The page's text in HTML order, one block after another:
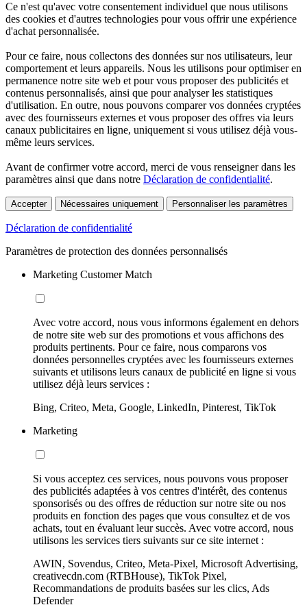
Ce n'est qu'avec votre consentement individuel que nous utilisons
des cookies et d'autres technologies pour vous offrir une expérience
d'achat personnalisée.
Pour ce faire, nous collectons des données sur nos utilisateurs, leur
comportement et leurs appareils. Nous les utilisons pour optimiser en
permanence notre site web et pour vous proposer des publicités et
contenus personnalisés, ainsi que pour analyser les statistiques
d'utilisation. En outre, nous pouvons comparer vos données cryptées
avec des fournisseurs externes et vous proposer des offres via leurs
canaux publicitaires en ligne, uniquement si vous utilisez déjà vous-
même leurs services.
Avant de confirmer votre accord, merci de vous renseigner dans les
paramètres ainsi que dans notre Déclaration de confidentialité.
Accepter Nécessaires uniquement Personnaliser les paramètres
Déclaration de confidentialité
Paramètres de protection des données personnalisés
Marketing Customer Match
Avec votre accord, nous vous informons également en dehors
de notre site web sur des promotions et vous affichons des
produits pertinents. Pour ce faire, nous comparons vos
données personnelles cryptées avec les fournisseurs externes
suivants et utilisons leurs canaux de publicité en ligne si vous
utilisez déjà leurs services :
Bing, Criteo, Meta, Google, LinkedIn, Pinterest, TikTok
Marketing
Si vous acceptez ces services, nous pouvons vous proposer
des publicités adaptées à vos centres d'intérêt, des contenus
sponsorisés ou des offres de réduction sur notre site ou nos
produits en fonction des pages que vous consultez et de vos
achats, tout en évaluant leur succès. Avec votre accord, nous
utilisons les services tiers suivants sur ce site internet :
AWIN, Sovendus, Criteo, Meta-Pixel, Microsoft Advertising,
creativecdn.com (RTBHouse), TikTok Pixel,
Recommandations de produits basées sur les clics, Ads
Defender